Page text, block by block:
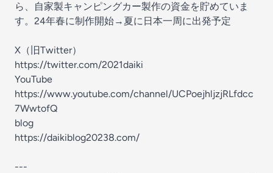
ら、自家製キャンピングカー製作の資金を貯めていま
す。24年春に制作開始→夏に日本一周に出発予定
X（旧Twitter）
https://twitter.com/2021daiki
YouTube
https://www.youtube.com/channel/UCPoejhljzjRLfdcc
7WwtofQ
blog
https://daikiblog20238.com/
---